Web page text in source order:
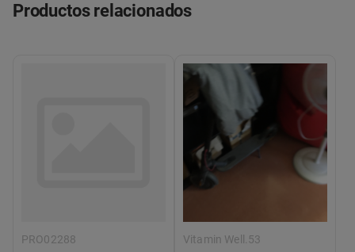
Productos relacionados
PRO02288
Vitamin Well.53